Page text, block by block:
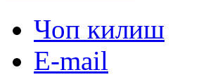
Чоп килиш
E-mail